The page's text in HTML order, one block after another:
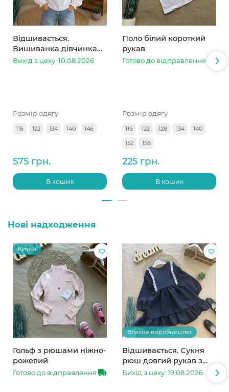
Відшивається.
Вишиванка дівчинка
колоски
Вихід з цеху: 10.08.2026
Розмір одягу
116 122 134 140 146
575 грн.
В кошик
Поло білий короткий
рукав
Готово до відправлення
Розмір одягу
116 122 128 134
140
152
158
225 грн.
В кошик
Нові надходження
Китай
Гольф з рюшами ніжно-
рожевий
Готово до відправлення
Власне виробництво
Відшивається. Сукня
рюш довгий рукав з
мереживом синя
Вихід з цеху: 19.08.2026